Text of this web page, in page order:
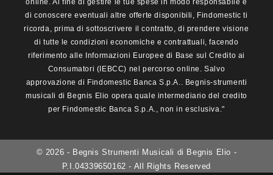
di conoscere eventuali altre offerte disponibili, Findomestic ti
ricorda, prima di sottoscrivere il contratto, di prendere visione
di tutte le condizioni economiche e contrattuali, facendo
riferimento alle Informazioni Europee di Base sul Credito ai
Consumatori (IEBCC) nel percorso online. Salvo
approvazione di Findomestic Banca S.p.A.. Begnis-strumenti
musicali di Begnis Elio opera quale intermediario del credito
per Findomestic Banca S.p.A., non in esclusiva."
© 2026 - Begnis Strumenti Musicali di Begnis Elio -
P.I.04339650162 - All Rights Reserved